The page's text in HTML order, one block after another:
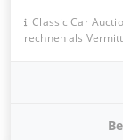
Classic Car
rechnen als